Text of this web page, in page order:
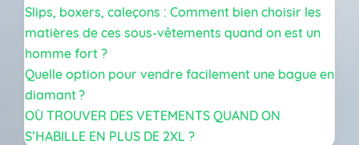
Slips, boxers, caleçons : Comment bien choisir les
matières de ces sous-vêtements quand on est un
homme fort ?
Quelle option pour vendre facilement une bague en
diamant ?
OÙ TROUVER DES VETEMENTS QUAND ON
S’HABILLE EN PLUS DE 2XL ?